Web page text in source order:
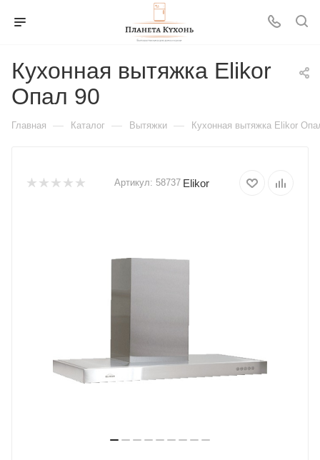
Кухонная вытяжка Elikor
Опал 90
Главная — Каталог — Вытяжки — Кухонная вытяжка Elikor
Артикул: 58737 Elikor